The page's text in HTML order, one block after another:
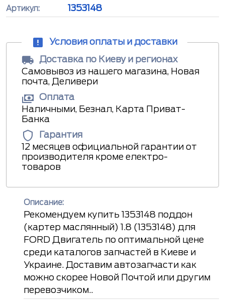
Артикул: 1353148
Условия оплаты и доставки
Доставка по Киеву и регионах
Самовывоз из нашего магазина, Новая
почта, Деливери
Оплата
Наличными, Безнал, Карта Приват-
Банка
Гарантия
12 месяцев официальной гарантии от
производителя кроме електро-
товаров
Описание:
Рекомендуем купить 1353148 поддон
(картер маслянный) 1.8 (1353148) для
FORD Двигатель по оптимальной цене
среди каталогов запчастей в Киеве и
Украине. Доставим автозапчасти как
можно скорее Новой Почтой или другим
перевозчиком..